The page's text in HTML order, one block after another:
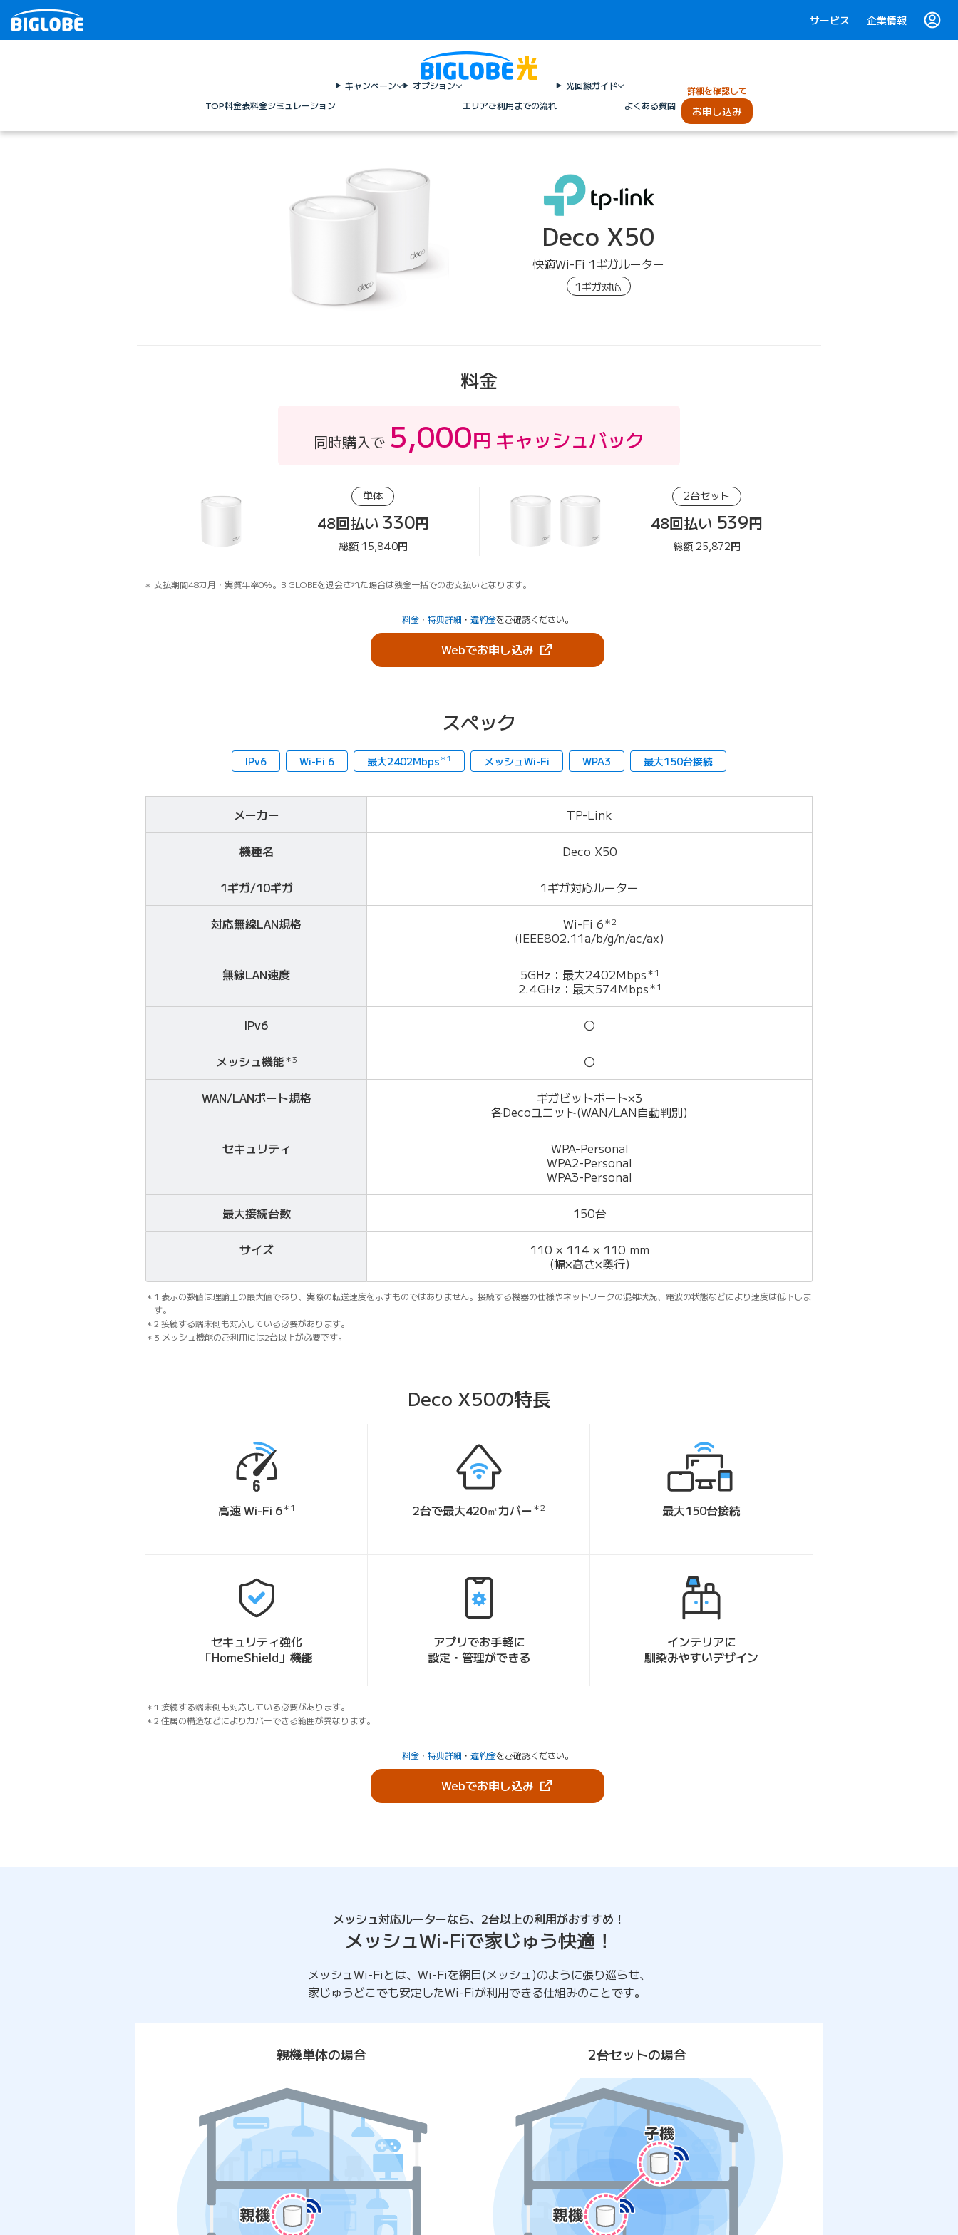
サービス 企業情報
TOP料金表料金シミュレーション
キャンペーン
オプション
エリアご利用までの流れ
光回線ガイド
よくある質問
詳細を確認して
お申し込み
TP-Link Deco X50
Deco X50
快適Wi-Fi 1ギガルーター
1ギガ対応
料金
同時購入で 5,000円 キャッシュバック
単体
48回払い 330円
総額 15,840円
2台セット
48回払い 539円
総額 25,872円
支払期間48カ月・実質年率0%。BIGLOBEを退会された場合は残金一括でのお支払いとなります。
料金 ・ 特典詳細 ・ 違約金をご確認ください。
Webでお申し込み（新しいタブで開きます）
スペック
IPv6 Wi-Fi 6 最大2402Mbps ＊1 メッシュWi-Fi WPA3 最大150台接続
メーカー TP-Link
機種名 Deco X50
1ギガ/10ギガ 1ギガ対応ルーター
対応無線LAN規格 Wi-Fi 6＊2
(IEEE802.11a/b/g/n/ac/ax)
無線LAN速度 5GHz：最大2402Mbps＊1
2.4GHz：最大574Mbps＊1
IPv6 〇
メッシュ機能＊3 〇
WAN/LANポート規格
ギガビットポート×3
各Decoユニット(WAN/LAN自動判別)
セキュリティ
WPA-Personal
WPA2-Personal
WPA3-Personal
最大接続台数 150台
サイズ
110 × 114 × 110 mm
(幅×高さ×奥行)
1 表示の数値は理論上の最大値であり、実際の転送速度を示すものではありません。接続する機器の仕様やネットワークの混雑状況、電波の状態などにより速度は低下しま
す。
2 接続する端末側も対応している必要があります。
3 メッシュ機能のご利用には2台以上が必要です。
Deco X50の特長
高速 Wi-Fi 6＊1 2台で最大420㎡カバー＊2 最大150台接続
セキュリティ強化
「HomeShield」機能
アプリでお手軽に
設定・管理ができる
インテリアに
馴染みやすいデザイン
1 接続する端末側も対応している必要があります。
2 住居の構造などによりカバーできる範囲が異なります。
料金 ・ 特典詳細 ・ 違約金をご確認ください。
Webでお申し込み（新しいタブで開きます）
メッシュ対応ルーターなら、2台以上の利用がおすすめ！
メッシュWi-Fiで家じゅう快適！
メッシュWi-Fiとは、Wi-Fiを網目(メッシュ)のように張り巡らせ、
家じゅうどこでも安定したWi-Fiが利用できる仕組みのことです。
親機単体の場合 2台セットの場合